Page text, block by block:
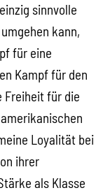
sinnvolle
kann,
für eine
Kampf für den
Freiheit für die
Loyalität bei
ihrer
als Klasse